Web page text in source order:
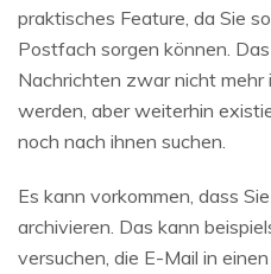
praktisches Feature, da Sie
Postfach sorgen können.
Nachrichten zwar nicht
werden, aber weiterhin
noch nach ihnen suchen.
Es kann vorkommen, dass
archivieren. Das kann
versuchen, die E-Mail in